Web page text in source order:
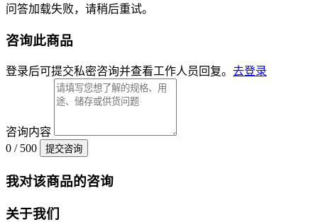
问答加载失败，请稍后重试。
咨询此商品
登录后可提交私密咨询并查看工作人员回复。 去登录
咨询内容
0 / 500
提交咨询
我对该商品的咨询
关于我们